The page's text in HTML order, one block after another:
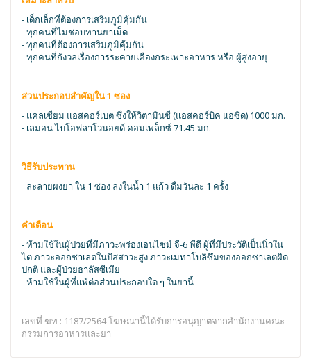
- เด็กเล็กที่ต้องการเสริมภูมิคุ้มกัน
- ทุกคนที่ไม่ชอบทานยาเม็ด
- ทุกคนที่ต้องการเสริมภูมิคุ้มกัน
- ทุกคนที่กังวลเรื่องการระคายเคืองกระเพาะอาหาร หรือ ผู้สูงอายุ
ส่วนประกอบสำคัญใน 1 ซอง
- แคลเซียม แอสคอร์เบต ซึ่งให้วิตามินซี (แอสคอร์บิค แอซิด) 1000 มก.
- เลมอน ไบโอฟลาโวนอยด์ คอมเพล็กซ์ 71.45 มก.
วิธีรับประทาน
- ละลายผงยา ใน 1 ซอง ลงในน้ำ 1 แก้ว ดื่มวันละ 1 ครั้ง
คำเตือน
- ห้ามใช้ในผู้ป่วยที่มีภาวะพร่องเอนไซม์ จี-6 พีดี ผู้ที่มีประวัติเป็นนิ่วใน
ไต ภาวะออกซาเลตในปัสสาวะสูง ภาวะเมทาโบลิซึมของออกซาเลตผิด
ปกติ และผู้ป่วยธาลัสซีเมีย
- ห้ามใช้ในผู้ที่แพ้ต่อส่วนประกอบใด ๆ ในยานี้
เลขที่ ฆท : 1187/2564 โฆษณานี้ได้รับการอนุญาตจากสำนักงานคณะ
กรรมการอาหารและยา